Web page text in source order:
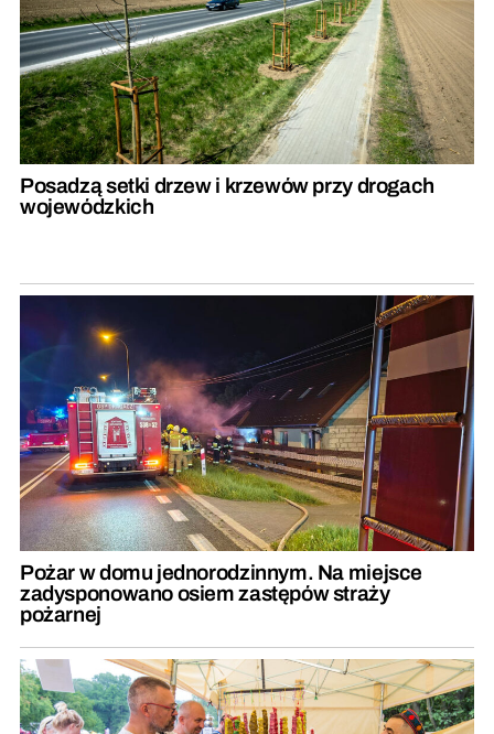
Posadzą setki drzew i krzewów przy drogach
wojewódzkich
Pożar w domu jednorodzinnym. Na miejsce
zadysponowano osiem zastępów straży
pożarnej